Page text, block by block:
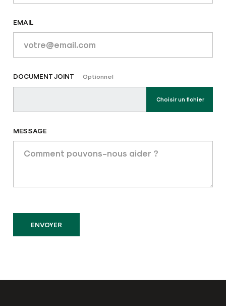
EMAIL
DOCUMENT JOINT Optionnel
Choisir un fichier
MESSAGE